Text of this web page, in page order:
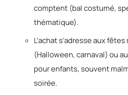
comptent (bal costumé,
thématique).
L’achat s’adresse aux
(Halloween, carnaval) ou
pour enfants, souvent
soirée.